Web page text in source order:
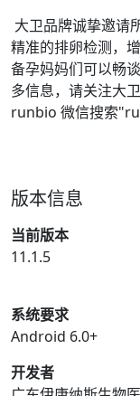
大卫品牌诚挚邀请
精准的排卵检测，
备孕妈妈们可以畅
多信息，请关注大
runbio 微信搜索
版本信息
当前版本
11.1.5
系统要求
Android 6.0+
开发者